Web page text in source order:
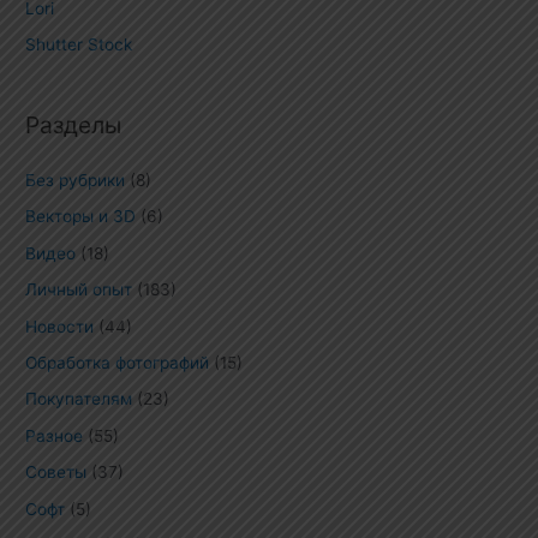
Lori
Shutter Stock
Разделы
Без рубрики (8)
Векторы и 3D (6)
Видео (18)
Личный опыт (183)
Новости (44)
Обработка фотографий (15)
Покупателям (23)
Разное (55)
Советы (37)
Софт (5)